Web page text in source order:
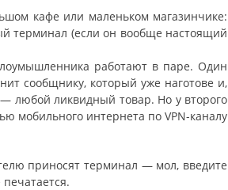
кафе или маленьком магазинчике:
терминал (если он вообще настоящий
работают в паре. Один
сообщнику, который уже наготове и,
любой ликвидный товар. Но у второго
мобильного интернета по VPN-каналу
приносят терминал — мол, введите